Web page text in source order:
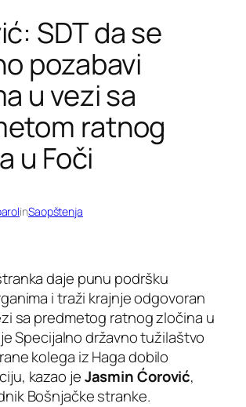
SDT da se
pozabavi
u vezi sa
ratnog
u Foči
inSaopštenja
daje punu podršku
i traži krajnje odgovoran
sa predmetog ratnog zločina u
Specijalno državno tužilaštvo
kolega iz Haga dobilo
kazao jeJasmin Ćorović,
Bošnjačke stranke.